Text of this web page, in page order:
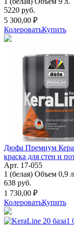
5220 руб.
5 300,00 ₽
КолероватьКупить
Дюфа Премиум
краска для стен и
Арт. 17-055
1 (белая) Объем 0,9
638 руб.
1 730,00 ₽
КолероватьКупить